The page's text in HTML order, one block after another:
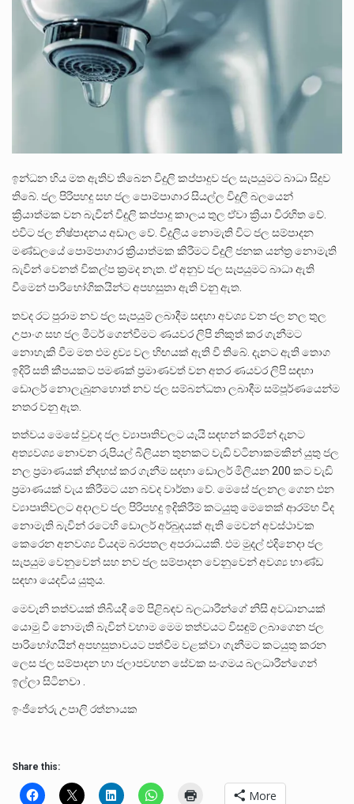
ඉන්ධන හිය මත ඇතිව තිබෙන විදුලි කප්පාදුව ජල සැපයුමට බාධා සිදුව
තිබේ. ජල පිරිපහදු සහ ජල පොම්පාගාර සියල්ල විදුලි බලයෙන්
ක්‍රියාත්මක වන බැවින් විදුලි කප්පාදු කාලය තුල ඒවා ක්‍රියා විරහිත වේ.
එවිට ජල නිෂ්පාදනය අඩාල වේ. විදුලිය නොමැති විට ජල සම්පාදන
මණ්ඩලයේ පොම්පාගාර ක්‍රියාත්මක කිරීමට විදුලි ජනක යන්ත්‍ර නොමැති
බැවින් වෙනත් විකල්ප ක්‍රමද නැත. ඒ අනුව ජල සැපයුමට බාධා ඇති
වීමෙන් පාරිභෝගිකයින්ට අපහසුතා ඇති වනු ඇත.
තවද රට පුරාම නව ජල සැපයුම් ලබාදීම සඳහා අවශ්‍ය වන ජල නල තුල
උපාංග සහ ජල මීටර් ගෙන්වීමට ණයවර ලිපි නිකුත් කර ගැනීමට
නොහැකි වීම මත එම ද්‍රව්‍ය වල හිඟයක් ඇති වී තිබේ. දැනට ඇති තොග
ඉදිරි සති කීපයකට පමණක් ප්‍රමාණවත් වන අතර ණයවර ලිපි සඳහා
ඩොලර් නොලැබුනහොත් නව ජල සම්බන්ධතා ලබාදීම සම්පූර්ණයෙන්ම
නතර වනු ඇත.
තත්වය මෙසේ වුවද ජල ව්‍යාපෘතිවලට යැයි සඳහන් කරමින් දැනට
අත්‍යවශ්‍ය නොවන රුපියල් බිලියන තුනකට වැඩි වටිනාකමකින් යුතු ජල
නල ප‍්‍රමාණයක් නිදහස් කර ගැනීම සඳහා ඩොලර් මිලියන 200 කට වැඩි
ප්‍රමාණයක් වැය කිරීමට යන බවද වාර්තා වේ. මෙසේ ජලනල ගෙන එන
ව්‍යාපෘතිවලට අදාලව ජල පිරිපහදු ඉදිකිරීම් කටයුතු මෙතෙක් ආරම්භ වීද
නොමැති බැවින් රටෙහි ඩොලර් අර්බුදයක් ඇති මෙවන් අවස්ථාවක
කෙරෙන අනවශ්‍ය වියදම බරපතල අපරාධයකි. එම මුදල් එදිනෙදා ජල
සැපයුම වෙනුවෙන් සහ නව ජල සම්පාදන වෙනුවෙන් අවශ්‍ය භාණ්ඩ
සඳහා යෙදවිය යුතුය.
මෙවැනි තත්වයක් තිබියදී මේ පිළිබඳව බලධාරීන්ගේ නිසි අවධානයක්
යොමු වී නොමැති බැවින් වහාම මෙම තත්වයට විසඳුම් ලබාගෙන ජල
පාරිභෝගයින් අපහසුතාවයට පත්වීම වළක්වා ගැනීමට කටයුතු කරන
ලෙස ජල සම්පාදන හා ජලාපවහන සේවක සංගමය බලධාරීන්ගෙන්
ඉල්ලා සිටිනවා .
ඉංජිනේරු උපාලි රත්නායක
Share this:
More